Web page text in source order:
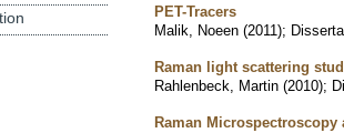
PET-Tracers
Malik, Noeen (2011);
Raman light scattering
Rahlenbeck, Martin (2010);
Raman